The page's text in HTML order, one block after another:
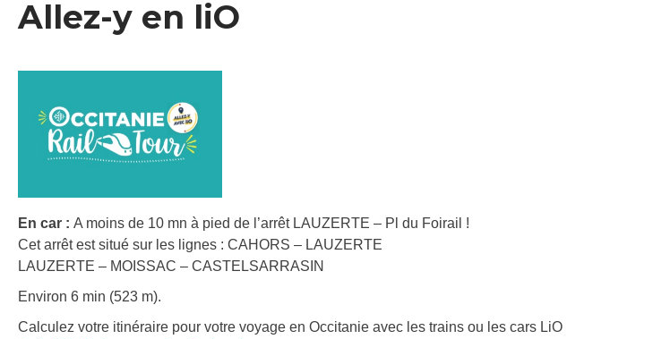
Allez-y en liO
En car : A moins de 10 mn à pied de l’arrêt LAUZERTE – Pl du Foirail !
Cet arrêt est situé sur les lignes : CAHORS – LAUZERTE
LAUZERTE – MOISSAC – CASTELSARRASIN
Environ 6 min (523 m).
Calculez votre itinéraire pour votre voyage en Occitanie avec les trains ou les cars LiO